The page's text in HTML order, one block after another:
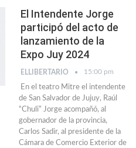
El Intendente Jorge
participó del acto de
lanzamiento de la
Expo Juy 2024
ELLIBERTARIO 15:00 pm
En el teatro Mitre el intendente
de San Salvador de Jujuy, Raúl
“Chuli” Jorge acompañó, al
gobernador de la provincia,
Carlos Sadir, al presidente de la
Cámara de Comercio Exterior de